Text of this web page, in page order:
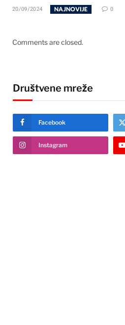
20/09/2024 NAJNOVIJE 0
Comments are closed.
Društvene mreže
Facebook
Instagram